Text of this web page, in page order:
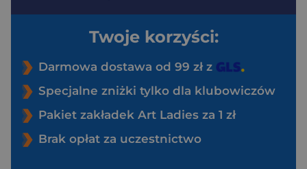
Twoje korzyści:
Darmowa dostawa od 99 zł z
Specjalne zniżki tylko dla klubowiczów
Pakiet zakładek Art Ladies za 1 zł
Brak opłat za uczestnictwo